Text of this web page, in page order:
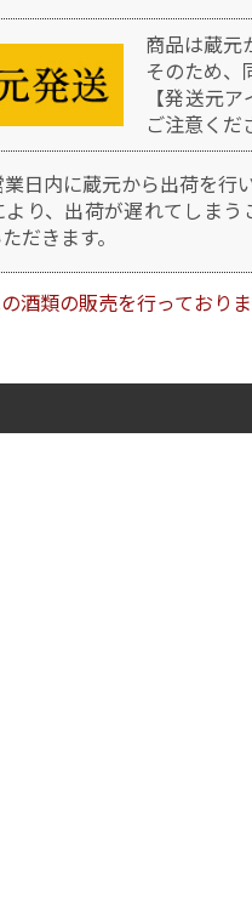
商品は蔵元
そのため、
【発送元
ご注意くだ
日内に蔵元から出荷を行い
り、出荷が遅れてしま
だきます。
類の販売を行っておりま